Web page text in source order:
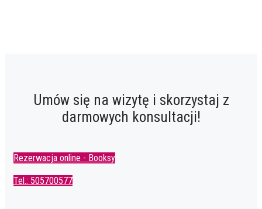
Umów się na wizytę i skorzystaj z
darmowych konsultacji!
Rezerwacja online - Booksy
Tel.: 505700577